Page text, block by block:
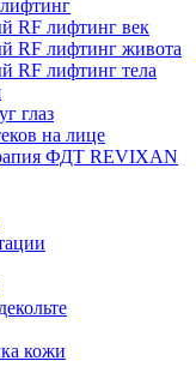
RF лифтинг век
RF лифтинг живота
RF лифтинг тела
глаз
на лице
ФДТ REVIXAN
кожи